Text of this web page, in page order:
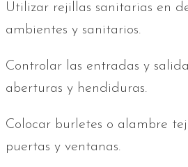
Utilizar rejillas sanitarias en
ambientes y sanitarios.
Controlar las entradas y
aberturas y hendiduras.
Colocar burletes o alambre
puertas y ventanas.